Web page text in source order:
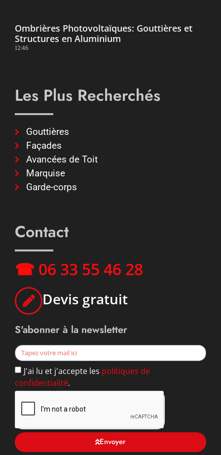
Ombrières Photovoltaïques: Gouttières et
Structures en Aluminium
12:46
Les Plus Recherchés
Gouttières
Façades
Avancées de Toit
Marquise
Garde-corps
Contact
☎ 06 33 55 46 28
Devis gratuit
S'abonner à la newsletter
J'ai lu et j'accepte les politiques de
confidentialité.
Envoyer